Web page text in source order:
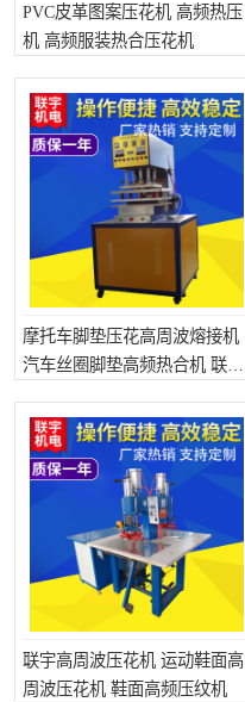
PVC皮革图案压花机 高频热压
机 高频服装热合压花机
摩托车脚垫压花高周波熔接机
汽车丝圈脚垫高频热合机 联宇
联宇高周波压花机 运动鞋面高
周波压花机 鞋面高频压纹机